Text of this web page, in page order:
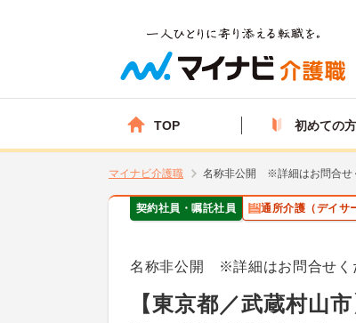
TOP 初めての
マイナビ介護職 名称非公開 ※詳細はお問合せ
契約社員・嘱託社員 通所介護（デイサ
名称非公開 ※詳細はお問合せく
【東京都／武蔵村山